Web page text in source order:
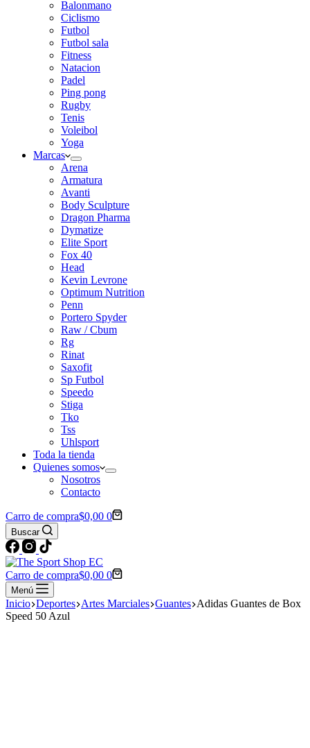
Balonmano
Ciclismo
Futbol
Futbol sala
Fitness
Natacion
Padel
Ping pong
Rugby
Tenis
Voleibol
Yoga
Marcas
Arena
Armatura
Avanti
Body Sculpture
Dragon Pharma
Dymatize
Elite Sport
Fox 40
Head
Kevin Levrone
Optimum Nutrition
Penn
Portero Spyder
Raw / Cbum
Rg
Rinat
Saxofit
Sp Futbol
Speedo
Stiga
Tko
Tss
Uhlsport
Toda la tienda
Quienes somos
Nosotros
Contacto
Carro de compra$0,00 0
Buscar
Carro de compra$0,00 0
Menú
Inicio Deportes Artes Marciales Guantes Adidas Guantes de Box
Speed 50 Azul